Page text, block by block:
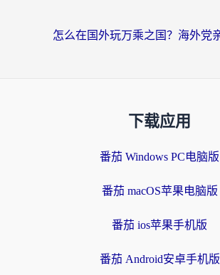
下载应用
番茄 Windows PC电脑版
番茄 macOS苹果电脑版
番茄 ios苹果手机版
番茄 Android安卓手机版